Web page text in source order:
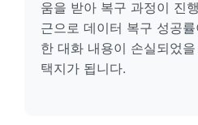
움을 받아 복구 과정이 진
근으로 데이터 복구 성공
한 대화 내용이 손실되었
택지가 됩니다.